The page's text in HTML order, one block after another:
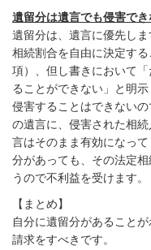
遺留分は遺言でも侵害でき
遺留分は、遺言に優先し
相続割合を自由に決定す
項）、但し書きにおいて
ることができない」と明
侵害することはできない
の遺言に、侵害された相
言はそのまま有効になっ
分があっても、その法定
うので不利益を受けます。
【まとめ】
自分に遺留分があること
請求をすべきです。